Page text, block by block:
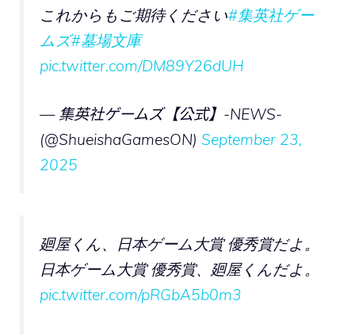
これからもご期待ください#集英社ゲー
ムズ#墓場文庫
pic.twitter.com/DM89Y26dUH
— 集英社ゲームズ【公式】-NEWS-
(@ShueishaGamesON) September 23,
2025
廻屋くん、日本ゲーム大賞 優秀賞だよ。
日本ゲーム大賞 優秀賞、廻屋くんだよ。
pic.twitter.com/pRGbA5b0m3